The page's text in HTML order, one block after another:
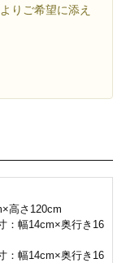
りご希望に添え
高さ120cm
：幅14cm×奥行き16
：幅14cm×奥行き16